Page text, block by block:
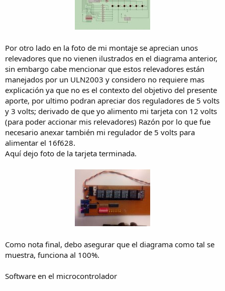
Por otro lado en la foto de mi montaje se aprecian unos
relevadores que no vienen ilustrados en el diagrama anterior,
sin embargo cabe mencionar que estos relevadores están
manejados por un ULN2003 y considero no requiere mas
explicación ya que no es el contexto del objetivo del presente
aporte, por ultimo podran apreciar dos reguladores de 5 volts
y 3 volts; derivado de que yo alimento mi tarjeta con 12 volts
(para poder accionar mis relevadores) Razón por lo que fue
necesario anexar también mi regulador de 5 volts para
alimentar el 16f628.
Aquí dejo foto de la tarjeta terminada.
Como nota final, debo asegurar que el diagrama como tal se
muestra, funciona al 100%.
Software en el microcontrolador